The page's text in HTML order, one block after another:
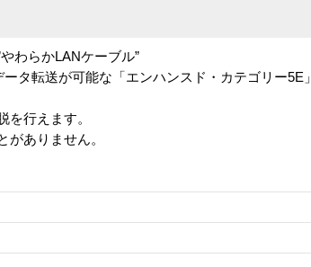
わらかLANケーブル”
タ転送が可能な「エンハンスド・カテゴリー5E」
行えます。
ありません。